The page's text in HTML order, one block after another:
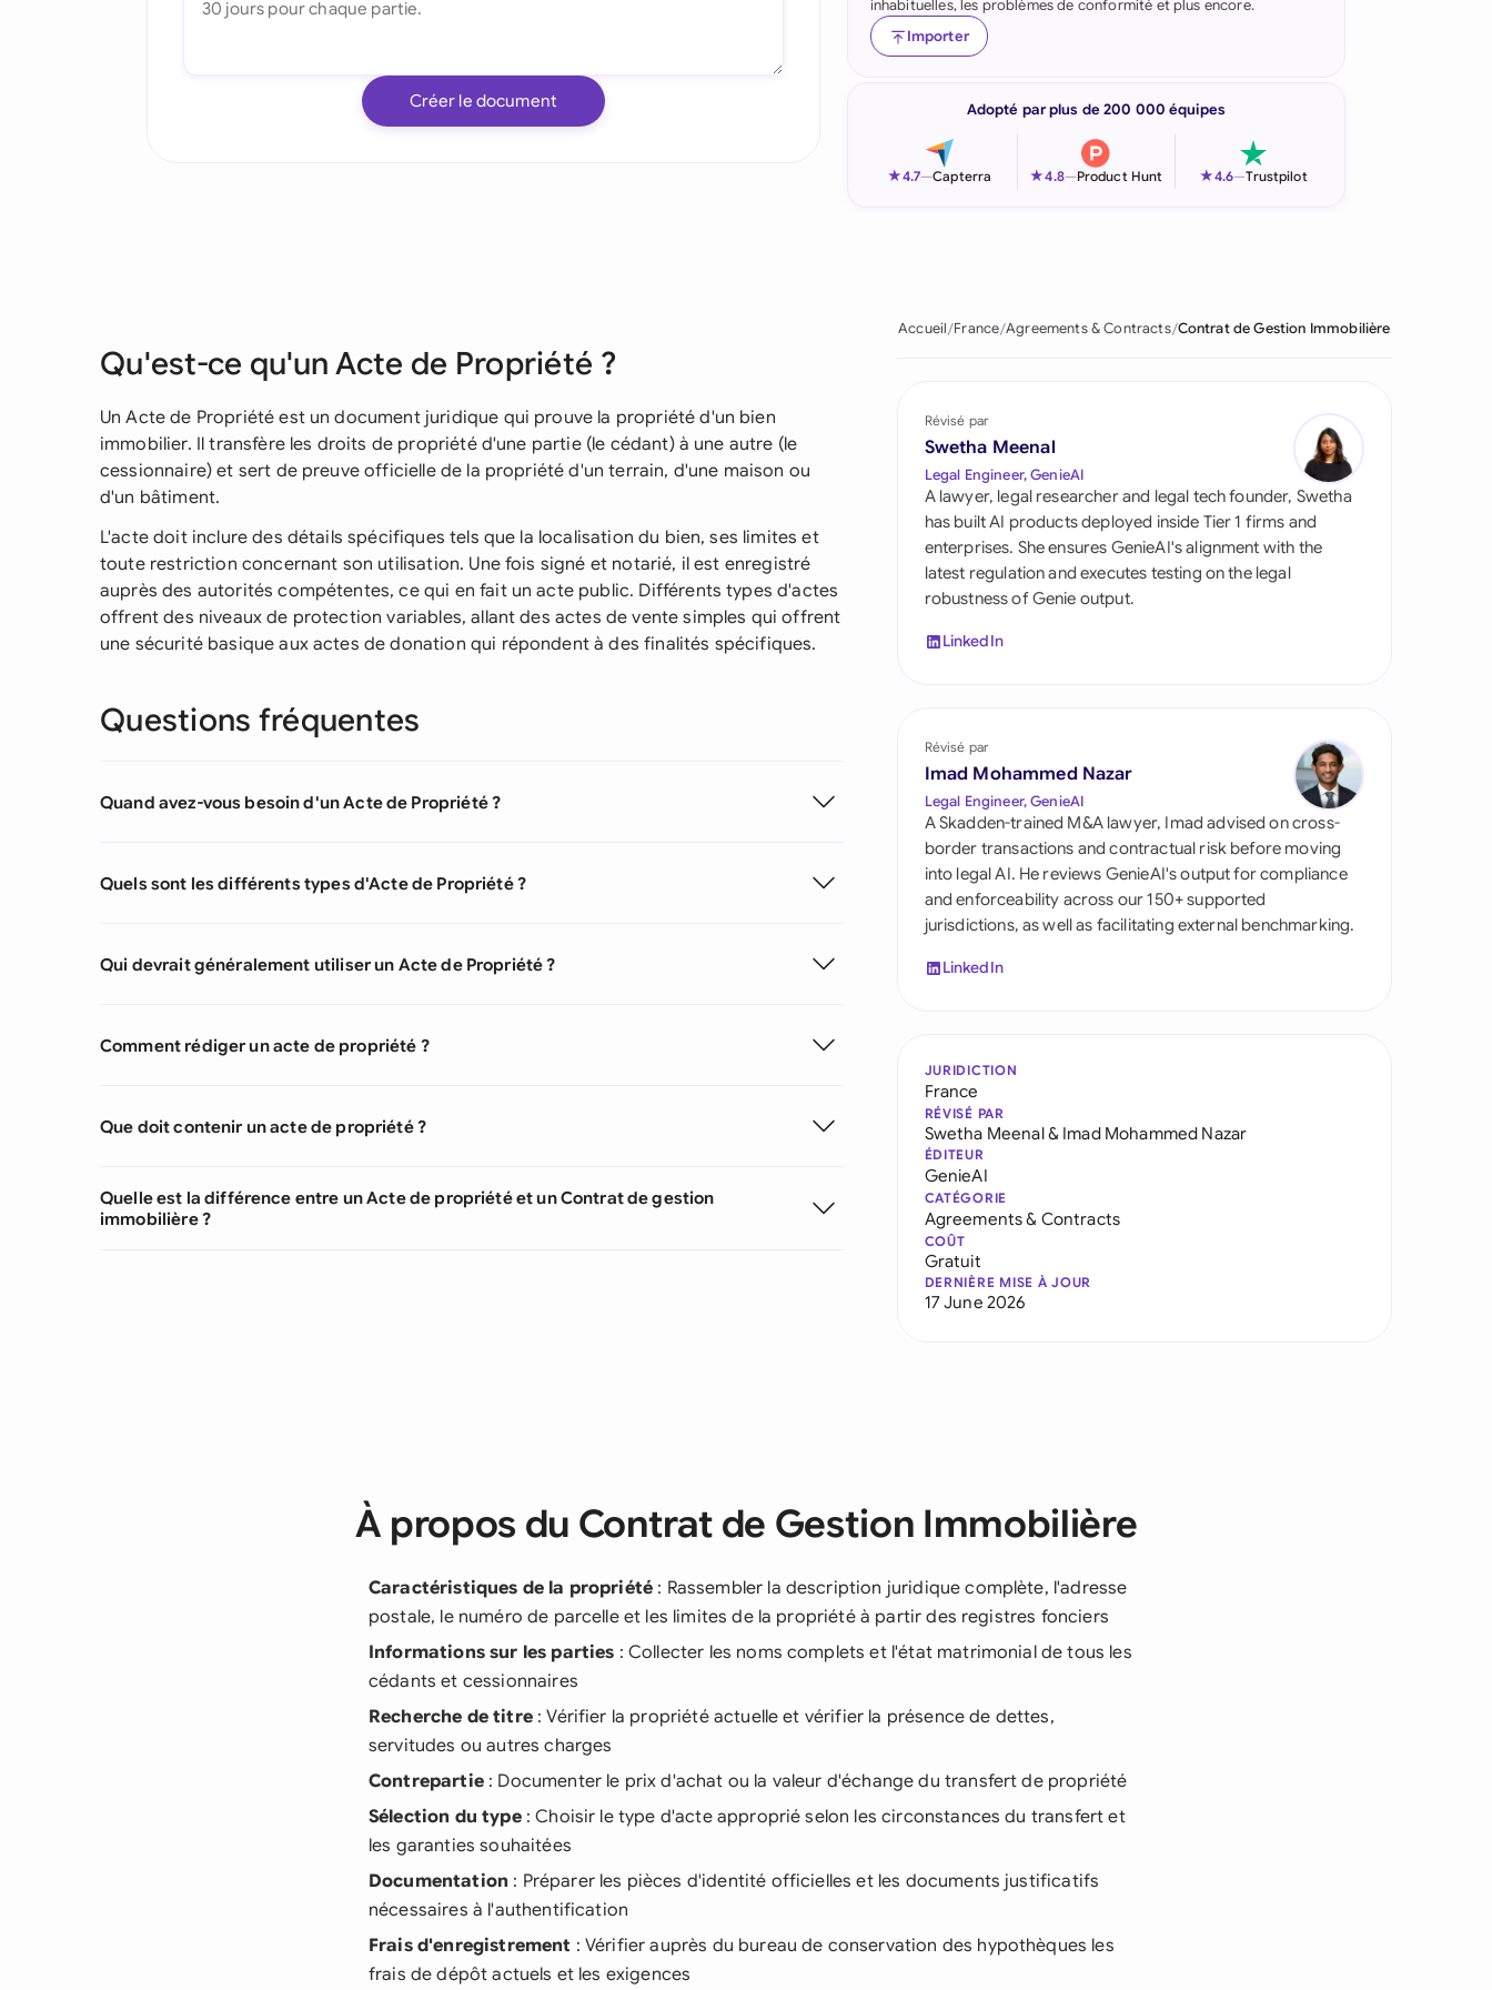
Indonesia
Malaysia
Philippines
Saudi Arabia
South Africa
United Arab Emirates
United Kingdom
United States
Créer le document
inhabituelles, les problèmes de conformité et plus encore.
Importer
Adopté par plus de 200 000 équipes
★4.7—Capterra ★4.8—Product Hunt ★4.6—Trustpilot
Qu'est-ce qu'un Acte de Propriété ?
Un Acte de Propriété est un document juridique qui prouve la propriété d'un bien
immobilier. Il transfère les droits de propriété d'une partie (le cédant) à une autre (le
cessionnaire) et sert de preuve officielle de la propriété d'un terrain, d'une maison ou
d'un bâtiment.
L'acte doit inclure des détails spécifiques tels que la localisation du bien, ses limites et
toute restriction concernant son utilisation. Une fois signé et notarié, il est enregistré
auprès des autorités compétentes, ce qui en fait un acte public. Différents types d'actes
offrent des niveaux de protection variables, allant des actes de vente simples qui offrent
une sécurité basique aux actes de donation qui répondent à des finalités spécifiques.
Questions fréquentes
Quand avez-vous besoin d'un Acte de Propriété ?
Quels sont les différents types d'Acte de Propriété ?
Qui devrait généralement utiliser un Acte de Propriété ?
Comment rédiger un acte de propriété ?
Que doit contenir un acte de propriété ?
Quelle est la différence entre un Acte de propriété et un Contrat de gestion
immobilière ?
Accueil France Agreements & Contracts Contrat de Gestion Immobilière
Révisé par
Swetha Meenal
Legal Engineer, GenieAI
A lawyer, legal researcher and legal tech founder, Swetha
has built AI products deployed inside Tier 1 firms and
enterprises. She ensures GenieAI's alignment with the
latest regulation and executes testing on the legal
robustness of Genie output.
LinkedIn
Révisé par
Imad Mohammed Nazar
Legal Engineer, GenieAI
A Skadden-trained M&A lawyer, Imad advised on cross-
border transactions and contractual risk before moving
into legal AI. He reviews GenieAI's output for compliance
and enforceability across our 150+ supported
jurisdictions, as well as facilitating external benchmarking.
LinkedIn
JURIDICTION
France
RÉVISÉ PAR
Swetha Meenal& Imad Mohammed Nazar
ÉDITEUR
GenieAI
CATÉGORIE
Agreements & Contracts
COÛT
Gratuit
DERNIÈRE MISE À JOUR
17 June 2026
À propos du Contrat de Gestion Immobilière
Caractéristiques de la propriété : Rassembler la description juridique complète, l'adresse
postale, le numéro de parcelle et les limites de la propriété à partir des registres fonciers
Informations sur les parties : Collecter les noms complets et l'état matrimonial de tous les
cédants et cessionnaires
Recherche de titre: Vérifier la propriété actuelle et vérifier la présence de dettes,
servitudes ou autres charges
Contrepartie: Documenter le prix d'achat ou la valeur d'échange du transfert de propriété
Sélection du type: Choisir le type d'acte approprié selon les circonstances du transfert et
les garanties souhaitées
Documentation : Préparer les pièces d'identité officielles et les documents justificatifs
nécessaires à l'authentification
Frais d'enregistrement : Vérifier auprès du bureau de conservation des hypothèques les
frais de dépôt actuels et les exigences